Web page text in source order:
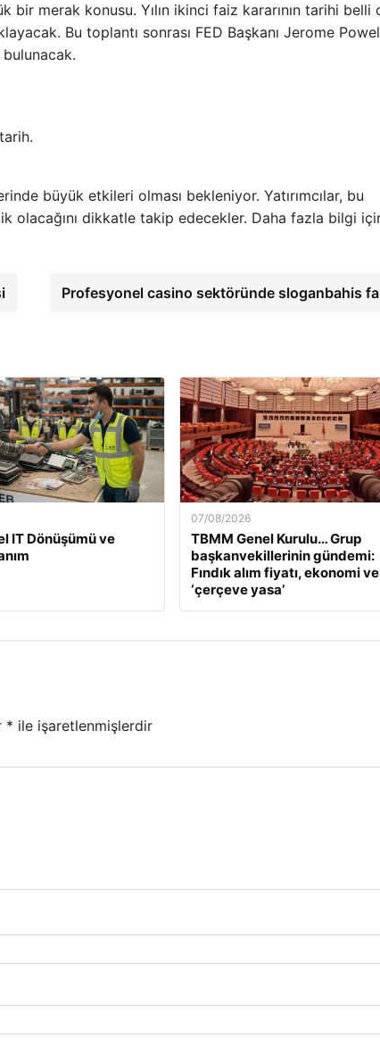
bir merak konusu. Yılın ikinci faiz kararının tarihi belli
Bu toplantı sonrası FED Başkanı Jerome
büyük etkileri olması bekleniyor. Yatırımcılar, bu
olacağını dikkatle takip edecekler. Daha fazla bilgi
Profesyonel casino sektöründe sloganbahis
IT Dönüşümü ve
07/08/2026
TBMM Genel Kurulu… Grup
başkanvekillerinin gündemi:
Fındık alım fiyatı, ekonomi ve
‘çerçeve yasa’
* ile işaretlenmişlerdir